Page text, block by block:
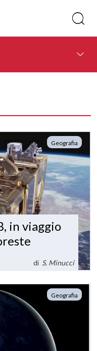
Geografia
in viaggio
di S. Minucci
Geografia